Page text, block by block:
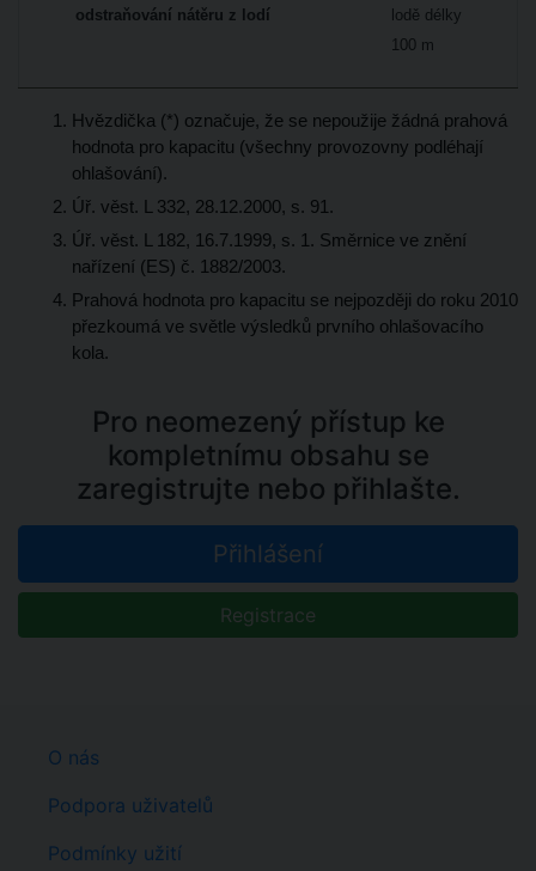
odstraňování nátěru z lodí
lodě délky
100 m
Hvězdička (*) označuje, že se nepoužije žádná prahová
hodnota pro kapacitu (všechny provozovny podléhají
ohlašování).
Úř. věst. L 332, 28.12.2000, s. 91.
Úř. věst. L 182, 16.7.1999, s. 1. Směrnice ve znění
nařízení (ES) č. 1882/2003.
Prahová hodnota pro kapacitu se nejpozději do roku 2010
přezkoumá ve světle výsledků prvního ohlašovacího
kola.
Pro neomezený přístup ke
kompletnímu obsahu se
zaregistrujte nebo přihlašte.
Přihlášení
Registrace
O nás
Podpora uživatelů
Podmínky užití